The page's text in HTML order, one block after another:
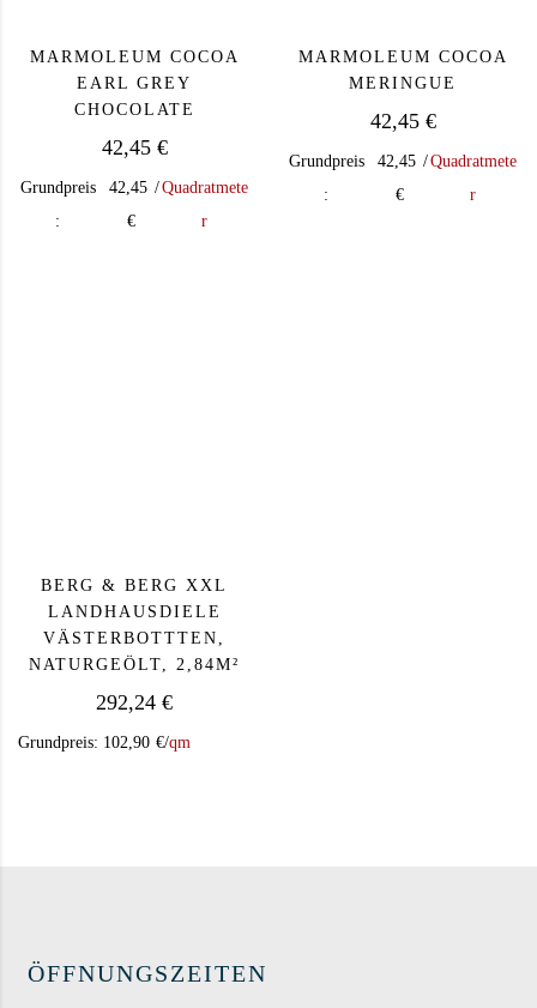
MARMOLEUM COCOA
EARL GREY
CHOCOLATE
42,45 €
Grundpreis
:
42,45
€
/Quadratmete
r
MARMOLEUM COCOA
MERINGUE
42,45 €
Grundpreis
:
42,45
€
/Quadratmete
r
BERG & BERG XXL
LANDHAUSDIELE
VÄSTERBOTTTEN,
NATURGEÖLT, 2,84M²
292,24 €
Grundpreis: 102,90 €/qm
ÖFFNUNGSZEITEN